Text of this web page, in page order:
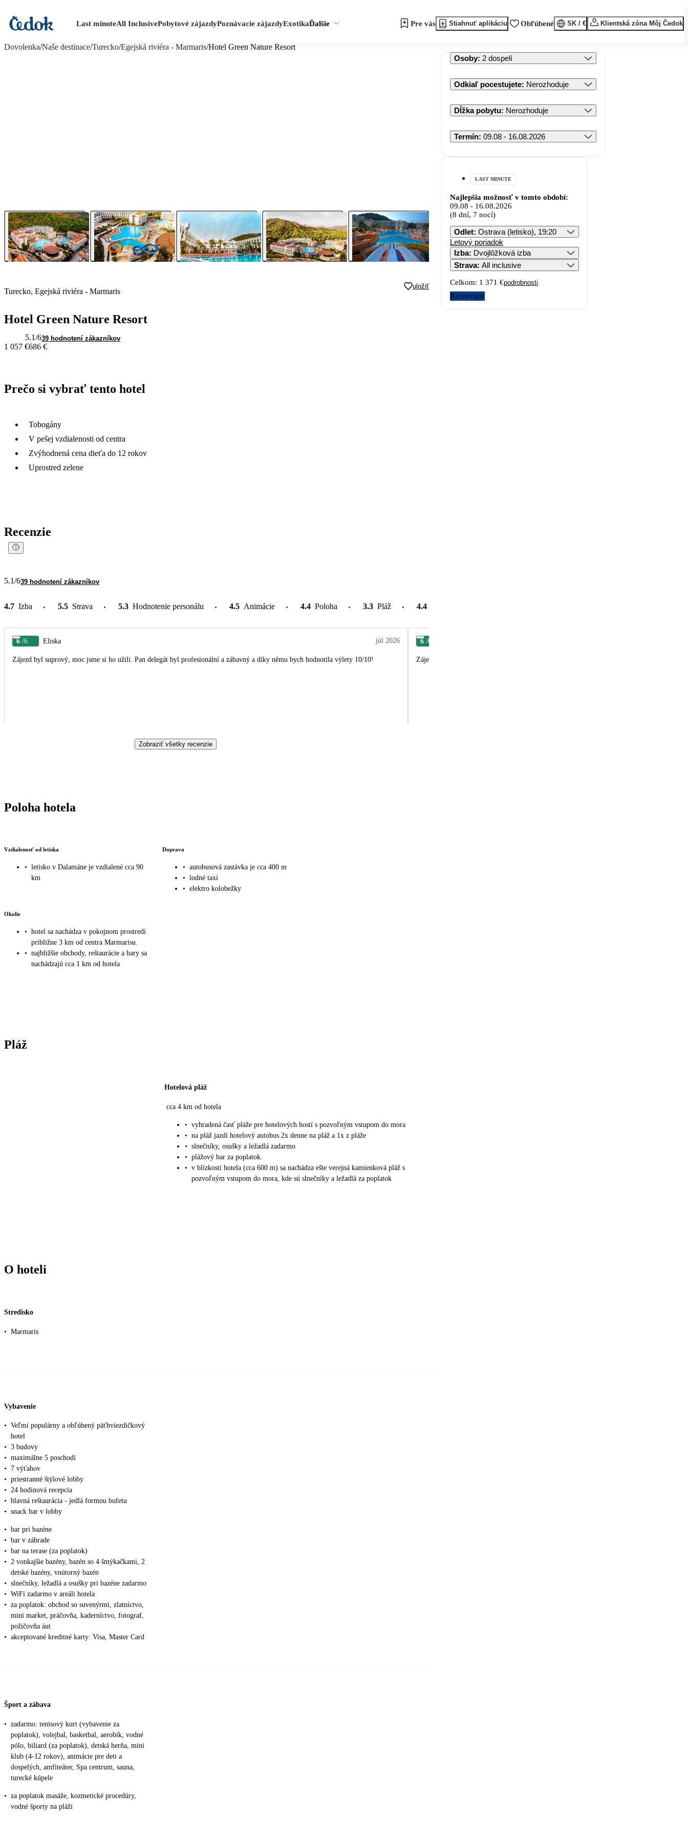
Last minuteAll InclusivePobytové zájazdyPoznávacie zájazdyExotikaĎalšie Pre vás Stiahnuť aplikáciu Obľúbené SK / € Klientská zóna Môj Čedok
Dovolenka/Naše destinace/Turecko/Egejská riviéra - Marmaris/Hotel Green Nature Resort
Turecko, Egejská riviéra - Marmaris
uložiť
Hotel Green Nature Resort
5.1/639 hodnotení zákazníkov
1 057 €686 €
Prečo si vybrať tento hotel
Tobogány
V pešej vzdialenosti od centra
Zvýhodnená cena dieťa do 12 rokov
Uprostred zelene
Recenzie
5.1/639 hodnotení zákazníkov
4.7 Izba 5.5 Strava 5.3 Hodnotenie personálu 4.5 Animácie 4.4 Poloha 3.3 Pláž 4.4
6 /6 Eliska júl 2026
Zájezd byl suprový, moc jsme si ho užili. Pan delegát byl profesionální a zábavný a díky němu bych hodnotila výlety 10/10!
6 /6
Zájezd byl super, skvělé služby a krásné prostředí. Vřele doporučuji
Zobraziť všetky recenzie
Poloha hotela
Vzdialenosť od letiska
• letisko v Dalamáne je vzdialené cca 90
km
Doprava
• autobusová zastávka je cca 400 m
• lodné taxi
• elektro kolobežky
Okolie
• hotel sa nachádza v pokojnom prostredí
približne 3 km od centra Marmarisu.
• najbližšie obchody, reštaurácie a bary sa
nachádzajú cca 1 km od hotela
Pláž
Hotelová pláž
cca 4 km od hotela
• vyhradená časť pláže pre hotelových hostí s pozvoľným vstupom do mora
• na pláž jazdí hotelový autobus 2x denne na pláž a 1x z pláže
• slnečníky, osušky a ležadlá zadarmo
• plážový bar za poplatok.
• v blízkosti hotela (cca 600 m) sa nachádza ešte verejná kamienková pláž s
pozvoľným vstupom do mora, kde sú slnečníky a ležadlá za poplatok
O hoteli
Stredisko
• Marmaris
Vybavenie
• Veľmi populárny a obľúbený päťhviezdičkový
hotel
• 3 budovy
• maximálne 5 poschodí
•
7 výťahov
• priestranné štýlové lobby
• 24 hodinová recepcia
• hlavná reštaurácia - jedlá formou bufetu
• snack bar v lobby
• bar pri bazéne
• bar v záhrade
• bar na terase (za poplatok)
• 2 vonkajšie bazény, bazén so 4 šmýkačkami, 2
detské bazény, vnútorný bazén
• slnečníky, ležadlá a osušky pri bazéne zadarmo
• WiFi zadarmo v areáli hotela
• za poplatok: obchod so suvenýrmi, zlatníctvo,
mini market, práčovňa, kaderníctvo, fotograf,
požičovňa áut
• akceptované kreditné karty: Visa, Master Card
Šport a zábava
• zadarmo: tenisový kurt (vybavenie za
poplatok), volejbal, basketbal, aerobik, vodné
pólo, biliard (za poplatok), detská herňa, mini
klub (4-12 rokov), animácie pre deti a
dospelých, amfiteáter, Spa centrum, sauna,
turecké kúpele
• za poplatok masáže, kozmetické procedúry,
vodné športy na pláži
Osoby: 2 dospelí
Odkiaľ pocestujete: Nerozhoduje
Dĺžka pobytu: Nerozhoduje
Termín: 09.08 - 16.08.2026
LAST MINUTE
Najlepšia možnosť v tomto období:
09.08 - 16.08.2026
(8 dní, 7 nocí)
Odlet: Ostrava (letisko), 19:20
Letový poriadok
Izba: Dvojlôžková izba
Strava: All inclusive
Celkom: 1 371 €podrobnosti
Rezervujte